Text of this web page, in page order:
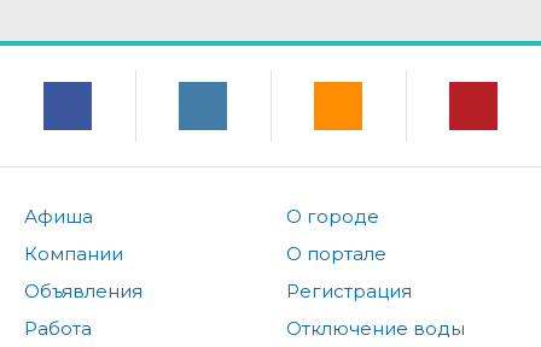
Афиша
Компании
Объявления
Работа
О городе
О портале
Регистрация
Отключение воды